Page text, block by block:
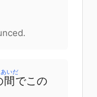
間
あいだ
でこの